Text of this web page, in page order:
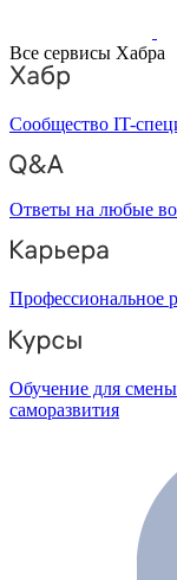
Все сервисы Хабра
Сообщество IT-
Ответы на любые
Профессиональное
Обучение для
саморазвития